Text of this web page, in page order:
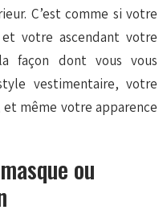
C’est comme si votre
votre ascendant votre
façon dont vous vous
vestimentaire, votre
même votre apparence
ou